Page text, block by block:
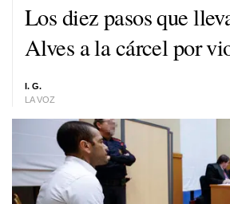
Los diez pasos que
Alves a la cárcel por
I. G.
LA VOZ